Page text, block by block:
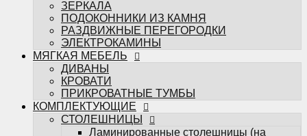
МЕБЕЛЬНЫЕ ФАСАДЫ
ФРЕЗЕРОВКИ МЕБАСО
ФАСАДЫ В ПЛАСТИКЕ
Фасады CLEAF
Фасады FENIX
Фасады MATTELUX
Фасады ARPA
Фасады AGT
КРАШЕННЫЕ ФАСАДЫ (ЭМАЛЬ)
ЗЕРКАЛА
ПОДОКОННИКИ ИЗ КАМНЯ
РАЗДВИЖНЫЕ ПЕРЕГОРОДКИ
ЭЛЕКТРОКАМИНЫ
МЯГКАЯ МЕБЕЛЬ
ДИВАНЫ
КРОВАТИ
ПРИКРОВАТНЫЕ ТУМБЫ
КОМПЛЕКТУЮЩИЕ
СТОЛЕШНИЦЫ
Ламинированные столешницы (на